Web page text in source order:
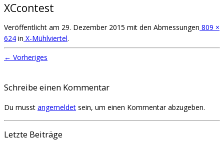
XCcontest
Veröffentlicht am 29. Dezember 2015 mit den Abmessungen 809 ×
624 in X-Mühlviertel.
← Vorheriges
Schreibe einen Kommentar
Du musst angemeldet sein, um einen Kommentar abzugeben.
Letzte Beiträge